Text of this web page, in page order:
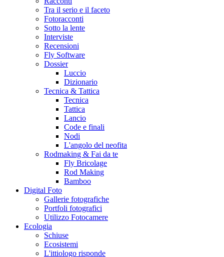
Tra il serio e il faceto
Fotoracconti
Sotto la lente
Interviste
Recensioni
Fly Software
Dossier
Luccio
Dizionario
Tecnica & Tattica
Tecnica
Tattica
Lancio
Code e finali
Nodi
L'angolo del neofita
Rodmaking & Fai da te
Fly Bricolage
Rod Making
Bamboo
Digital Foto
Gallerie fotografiche
Portfoli fotografici
Utilizzo Fotocamere
Ecologia
Schiuse
Ecosistemi
L'ittiologo risponde